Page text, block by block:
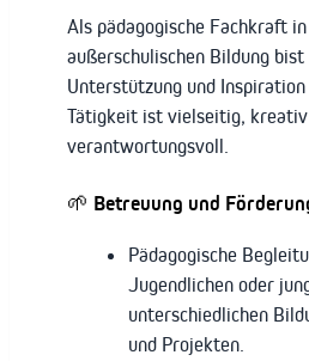
Als pädagogische Fachkraft
außerschulischen Bildung
Unterstützung und
Tätigkeit ist vielseitig,
verantwortungsvoll.
🌱 Betreuung und
Pädagogische
Jugendlichen oder
unterschiedlichen
und Projekten.